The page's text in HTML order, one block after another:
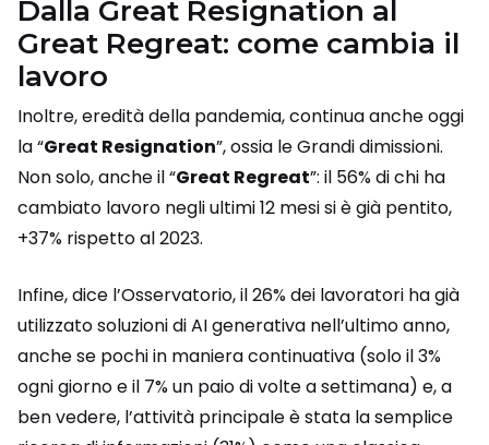
Dalla Great Resignation al
Great Regreat: come cambia il
lavoro
Inoltre, eredità della pandemia, continua anche oggi
la “Great Resignation”, ossia le Grandi dimissioni.
Non solo, anche il “Great Regreat”: il 56% di chi ha
cambiato lavoro negli ultimi 12 mesi si è già pentito,
+37% rispetto al 2023.
Infine, dice l’Osservatorio, il 26% dei lavoratori ha già
utilizzato soluzioni di AI generativa nell’ultimo anno,
anche se pochi in maniera continuativa (solo il 3%
ogni giorno e il 7% un paio di volte a settimana) e, a
ben vedere, l’attività principale è stata la semplice